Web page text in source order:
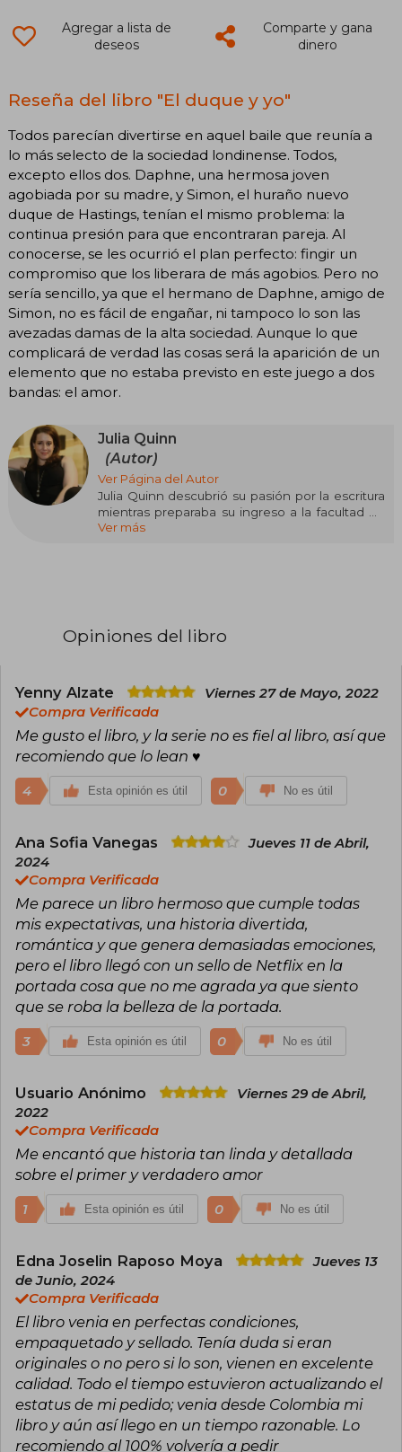
Agregar a lista de
deseos
Comparte y gana
dinero
Reseña del libro "El duque y yo"
Todos parecían divertirse en aquel baile que reunía a
lo más selecto de la sociedad londinense. Todos,
excepto ellos dos. Daphne, una hermosa joven
agobiada por su madre, y Simon, el huraño nuevo
duque de Hastings, tenían el mismo problema: la
continua presión para que encontraran pareja. Al
conocerse, se les ocurrió el plan perfecto: fingir un
compromiso que los liberara de más agobios. Pero no
sería sencillo, ya que el hermano de Daphne, amigo de
Simon, no es fácil de engañar, ni tampoco lo son las
avezadas damas de la alta sociedad. Aunque lo que
complicará de verdad las cosas será la aparición de un
elemento que no estaba previsto en este juego a dos
bandas: el amor.
Julia Quinn
(Autor)
Ver Página del Autor
Julia Quinn descubrió su pasión por la escritura
mientras preparaba su ingreso a la facultad de
Medicina, pero no tardó en darse cuenta de
lugar en el exclusivo Romance Writers of
America Hall of Fame, honor reservado solo
literatura romántica.
publicada por Titania, ha conquistado a lectores
de todo el mundo y sirvió de inspiración para la
llevando su universo literario a un público aún
más amplio.
Ver más
Opiniones del libro
Yenny Alzate
Viernes 27 de Mayo, 2022
Compra Verificada
Me gusto el libro, y la serie no es fiel al libro, así que
recomiendo que lo lean ♥
4 Esta opinión es útil 0 No es útil
Ana Sofia Vanegas
Jueves 11 de Abril,
2024
Compra Verificada
Me parece un libro hermoso que cumple todas
mis expectativas, una historia divertida,
romántica y que genera demasiadas emociones,
pero el libro llegó con un sello de Netflix en la
portada cosa que no me agrada ya que siento
que se roba la belleza de la portada.
3 Esta opinión es útil 0 No es útil
Usuario Anónimo
Viernes 29 de Abril,
2022
Compra Verificada
Me encantó que historia tan linda y detallada
sobre el primer y verdadero amor
1 Esta opinión es útil 0 No es útil
Edna Joselin Raposo Moya
Jueves 13
de Junio, 2024
Compra Verificada
El libro venia en perfectas condiciones,
empaquetado y sellado. Tenía duda si eran
originales o no pero si lo son, vienen en excelente
calidad. Todo el tiempo estuvieron actualizando el
estatus de mi pedido; venia desde Colombia mi
libro y aún así llego en un tiempo razonable. Lo
recomiendo al 100% volvería a pedir